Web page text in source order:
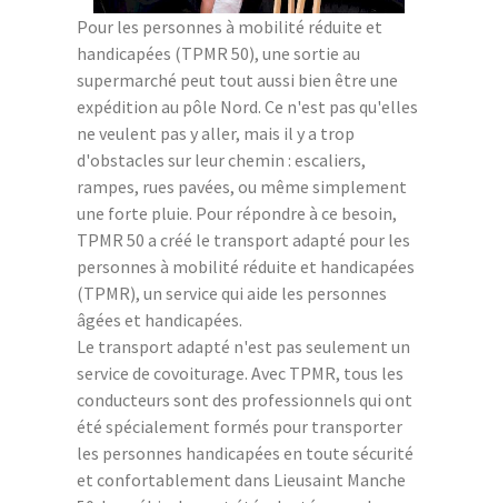
Pour les personnes à mobilité réduite et
handicapées (TPMR 50), une sortie au
supermarché peut tout aussi bien être une
expédition au pôle Nord. Ce n'est pas qu'elles
ne veulent pas y aller, mais il y a trop
d'obstacles sur leur chemin : escaliers,
rampes, rues pavées, ou même simplement
une forte pluie. Pour répondre à ce besoin,
TPMR 50 a créé le transport adapté pour les
personnes à mobilité réduite et handicapées
(TPMR), un service qui aide les personnes
âgées et handicapées.
Le transport adapté n'est pas seulement un
service de covoiturage. Avec TPMR, tous les
conducteurs sont des professionnels qui ont
été spécialement formés pour transporter
les personnes handicapées en toute sécurité
et confortablement dans Lieusaint Manche